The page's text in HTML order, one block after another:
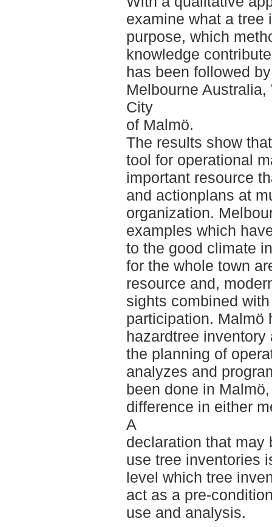
examine what a tree
purpose, which
knowledge
has been followed
Melbourne
City
of Malmö.
The results show
tool for operational
important resource
and actionplans at
organization.
examples which
to the good climate
for the whole town
resource and,
sights combined
participation. Malmö
hazardtree
the planning of
analyzes and
been done in
difference in either
A
declaration that may
use tree inventories
level which tree
act as a pre-
use and analysis.